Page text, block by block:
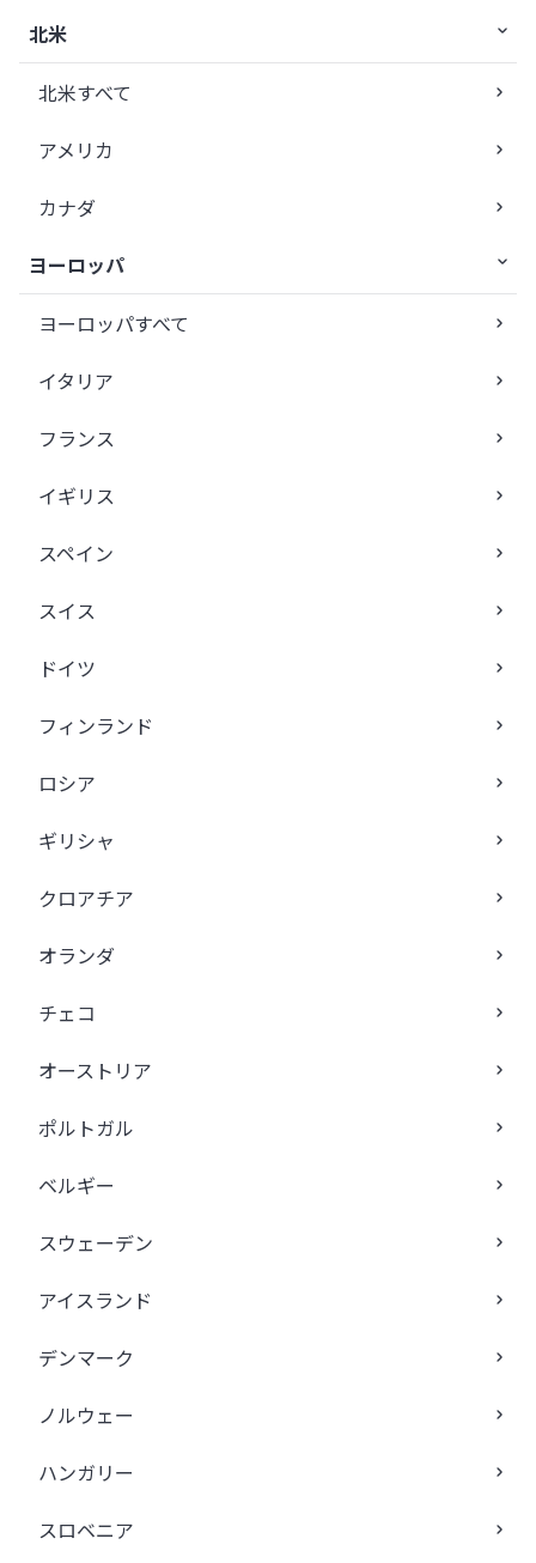
北米
北米すべて
アメリカ
カナダ
ヨーロッパ
ヨーロッパすべて
イタリア
フランス
イギリス
スペイン
スイス
ドイツ
フィンランド
ロシア
ギリシャ
クロアチア
オランダ
チェコ
オーストリア
ポルトガル
ベルギー
スウェーデン
アイスランド
デンマーク
ノルウェー
ハンガリー
スロベニア